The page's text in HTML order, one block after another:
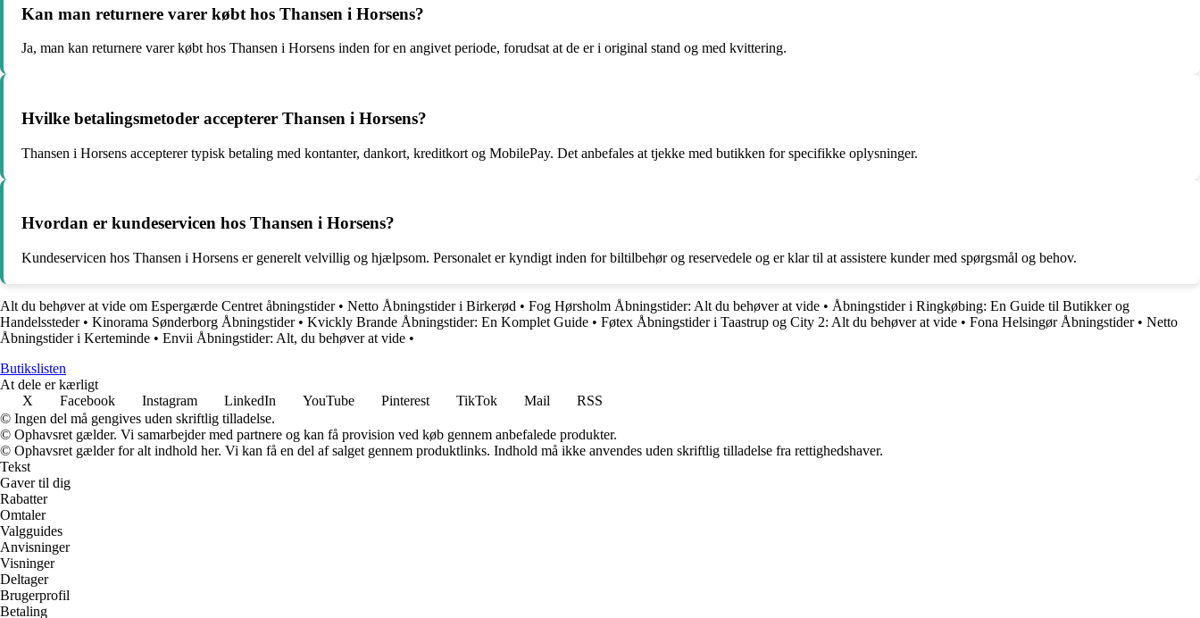
Kan man returnere varer købt hos Thansen i Horsens?
Ja, man kan returnere varer købt hos Thansen i Horsens inden for en angivet periode, forudsat at de er i original stand og med kvittering.
Hvilke betalingsmetoder accepterer Thansen i Horsens?
Thansen i Horsens accepterer typisk betaling med kontanter, dankort, kreditkort og MobilePay. Det anbefales at tjekke med butikken for specifikke oplysninger.
Hvordan er kundeservicen hos Thansen i Horsens?
Kundeservicen hos Thansen i Horsens er generelt velvillig og hjælpsom. Personalet er kyndigt inden for biltilbehør og reservedele og er klar til at assistere kunder med spørgsmål og behov.
Alt du behøver at vide om Espergærde Centret åbningstider• Netto Åbningstider i Birkerød • Fog Hørsholm Åbningstider: Alt du behøver at vide • Åbningstider i Ringkøbing: En Guide til Butikker og
Handelssteder• Kinorama Sønderborg Åbningstider• Kvickly Brande Åbningstider: En Komplet Guide • Føtex Åbningstider i Taastrup og City 2: Alt du behøver at vide • Fona Helsingør Åbningstider• Netto
Åbningstider i Kerteminde • Envii Åbningstider: Alt, du behøver at vide •
Butikslisten
At dele er kærligt
X
Facebook Instagram LinkedIn YouTube Pinterest TikTok Mail
RSS
© Ingen del må gengives uden skriftlig tilladelse.
© Ophavsret gælder. Vi samarbejder med partnere og kan få provision ved køb gennem anbefalede produkter.
© Ophavsret gælder for alt indhold her. Vi kan få en del af salget gennem produktlinks. Indhold må ikke anvendes uden skriftlig tilladelse fra rettighedshaver.
Tekst
Gaver til dig
Rabatter
Omtaler
Valgguides
Anvisninger
Visninger
Deltager
Brugerprofil
Betaling